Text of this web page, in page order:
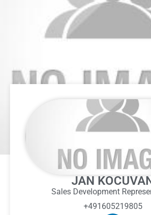
JAN
Sales Development
+491605219805